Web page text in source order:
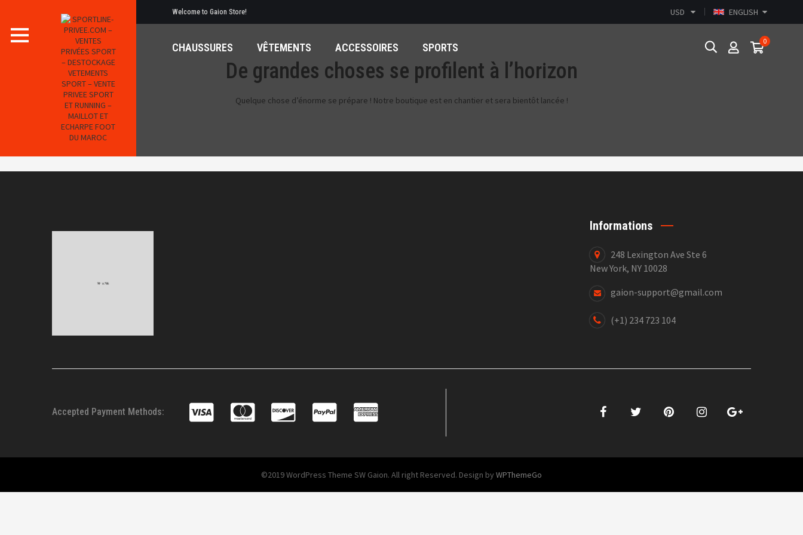
Welcome to Gaion Store! ENGLISH
USD
CHAUSSURES VÊTEMENTS ACCESSOIRES SPORTS
0
De grandes choses se profilent à l’horizon
Quelque chose d’énorme se prépare ! Notre boutique est en chantier et sera bientôt lancée !
Informations
248 Lexington Ave Ste 6
New York, NY 10028
gaion-support@gmail.com
(+1) 234 723 104
Accepted Payment Methods:
©2019 WordPress Theme SW Gaion. All right Reserved. Design by WPThemeGo